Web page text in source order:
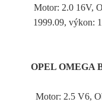
Motor: 2.0 16V,
1999.09, výkon:
OPEL OMEGA
Motor: 2.5 V6,